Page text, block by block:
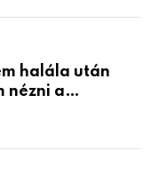
halála után
nézni a